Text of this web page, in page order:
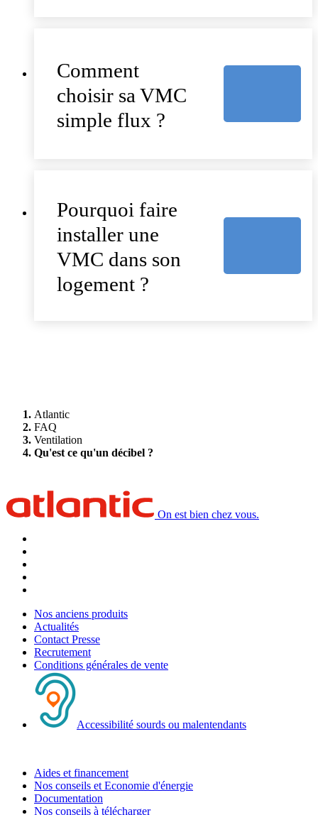
Comment
choisir sa VMC
simple flux ?
Pourquoi faire
installer une
VMC dans son
logement ?
Atlantic
FAQ
Ventilation
Qu'est ce qu'un décibel ?
On est bien chez vous.
Nos anciens produits
Actualités
Contact Presse
Recrutement
Conditions générales de vente
Accessibilité sourds ou malentendants
Aides et financement
Nos conseils et Economie d'énergie
Documentation
Nos conseils à télécharger